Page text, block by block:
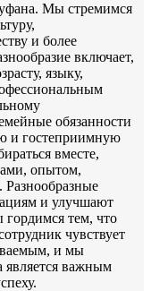
Мы стремимся
и более
включает,
языку,
обязанности
и гостеприимную
вместе,
опытом,
Разнообразные
и улучшают
тем, что
чувствует
и мы
является важным